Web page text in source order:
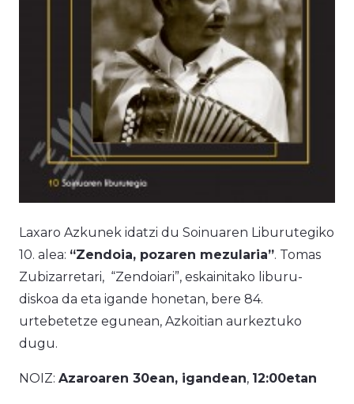
Laxaro Azkunek idatzi du Soinuaren Liburutegiko
10. alea: “Zendoia, pozaren mezularia”. Tomas
Zubizarretari, “Zendoiari”, eskainitako liburu-
diskoa da eta igande honetan, bere 84.
urtebetetze egunean, Azkoitian aurkeztuko
dugu.
NOIZ: Azaroaren 30ean, igandean, 12:00etan